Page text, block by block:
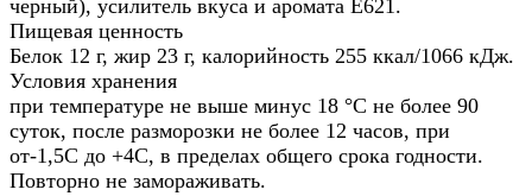
черный), усилитель вкуса и аромата Е621.
Пищевая ценность
Белок 12 г, жир 23 г, калорийность 255 ккал/1066 кДж.
Условия хранения
при температуре не выше минус 18 °С не более 90
суток, после разморозки не более 12 часов, при
от-1,5С до +4С, в пределах общего срока годности.
Повторно не замораживать.